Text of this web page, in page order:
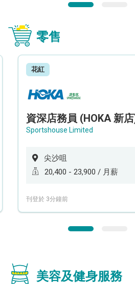
零售
花紅
資深店務員 (HOKA 新
Sportshouse Limited
尖沙咀
20,400 - 23,900 / 月薪
刊登於 3分鐘前
美容及健身服務